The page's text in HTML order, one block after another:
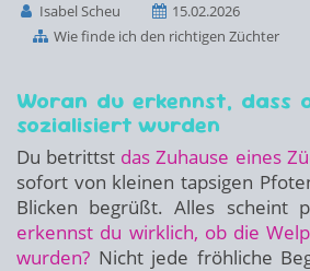
Isabel Scheu
15.02.2026
Wie finde ich den richtigen Züchter
Woran du erkennst, dass
sozialisiert wurden
Du betrittst das Zuhause eines
sofort von kleinen tapsigen
Blicken begrüßt. Alles scheint
erkennst du wirklich, ob die
wurden? Nicht jede fröhliche